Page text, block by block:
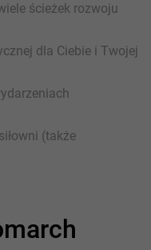
ścieżek rozwoju
dla Ciebie i Twojej
(także